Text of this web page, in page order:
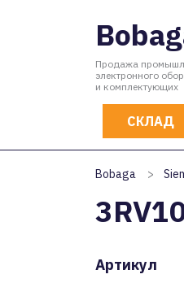
Продажа
электронного
и комплектующих
СКЛАД
Bobaga >
Артикул